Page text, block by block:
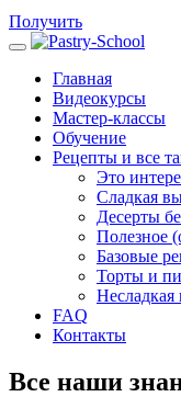
Получить
Главная
Видеокурсы
Мастер-классы
Обучение
Рецепты и все
Это
Сладкая
Десерты
Полезное
Базовые
Торты и
Несладкая
FAQ
Контакты
Все наши